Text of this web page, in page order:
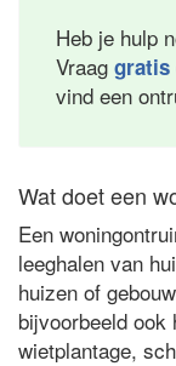
Heb je hulp
Vraag gratis
vind een
Wat doet een
Een
leeghalen van
huizen of
bijvoorbeeld ook
wietplantage,